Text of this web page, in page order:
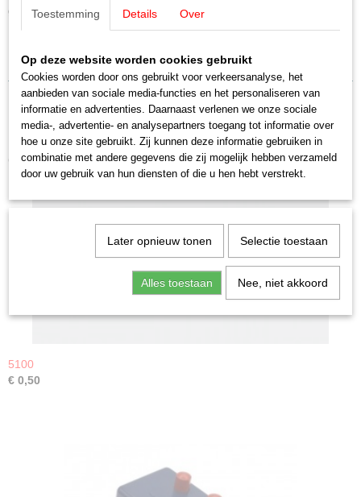
gebruikt getest werkend
Ook interessant
5100
€ 0,50
Toestemming Details Over
Op deze website worden cookies gebruikt
Cookies worden door ons gebruikt voor verkeersanalyse, het
aanbieden van sociale media-functies en het personaliseren van
informatie en advertenties. Daarnaast verlenen we onze sociale
media-, advertentie- en analysepartners toegang tot informatie over
hoe u onze site gebruikt. Zij kunnen deze informatie gebruiken in
combinatie met andere gegevens die zij mogelijk hebben verzameld
door uw gebruik van hun diensten of die u hen hebt verstrekt.
Later opnieuw tonen Selectie toestaan
Alles toestaan Nee, niet akkoord